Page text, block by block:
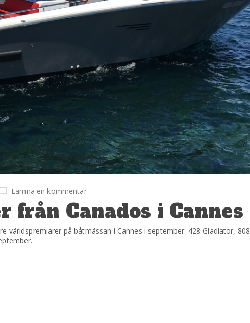
Lämna en kommentar
Canados i Cannes
världspremiärer på båtmässan i Cannes i september: 428 Gladiator, 808